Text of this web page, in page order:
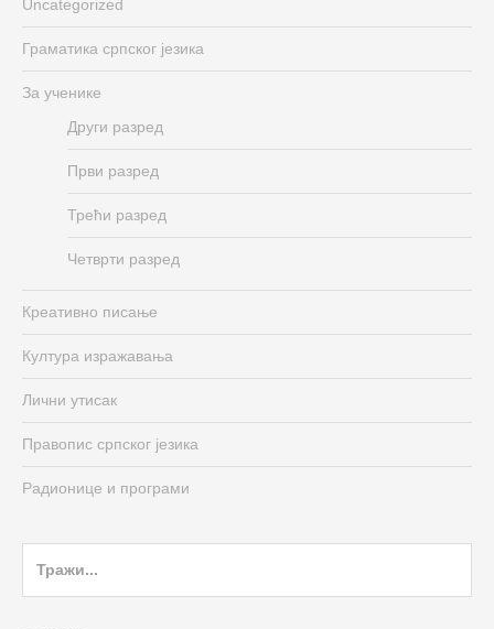
Uncategorized
Граматика српског језика
За ученике
Други разред
Први разред
Трећи разред
Четврти разред
Креативно писање
Култура изражавања
Лични утисак
Правопис српског језика
Радионице и програми